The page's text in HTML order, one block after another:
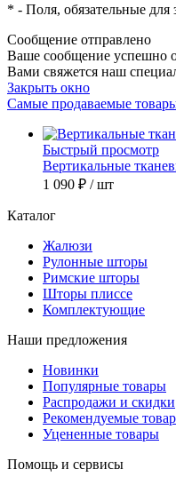
* - Поля, обязательные для
Сообщение отправлено
Ваше сообщение успешно
Вами свяжется наш
Закрыть окно
Самые продаваемые
Быстрый просмотр
Вертикальные
1 090 ₽ / шт
Каталог
Жалюзи
Рулонные шторы
Римские шторы
Шторы плиссе
Комплектующие
Наши предложения
Новинки
Популярные товары
Распродажи и скидки
Рекомендуемые
Уцененные товары
Помощь и сервисы